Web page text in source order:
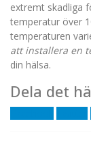
extremt skadliga
temperatur över
temperaturen
att installera en
din hälsa.
Dela det